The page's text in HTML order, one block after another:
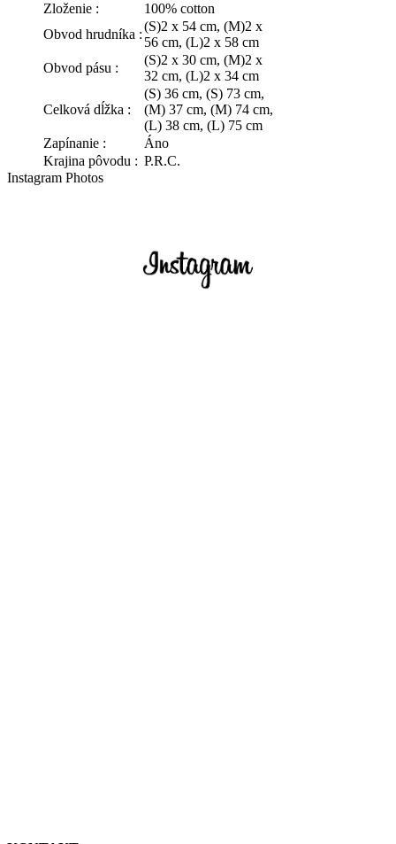
Zloženie :
100% cotton
Obvod hrudníka :
(S)2 x 54 cm, (M)2 x
56 cm, (L)2 x 58 cm
Obvod pásu :
(S)2 x 30 cm, (M)2 x
32 cm, (L)2 x 34 cm
Celková dĺžka :
(S) 36 cm, (S) 73 cm,
(M) 37 cm, (M) 74 cm,
(L) 38 cm, (L) 75 cm
Zapínanie :
Áno
Krajina pôvodu : P.R.C.
Instagram Photos